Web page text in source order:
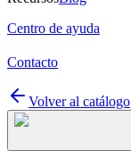
Centro de ayuda
Contacto
Volver al catálogo